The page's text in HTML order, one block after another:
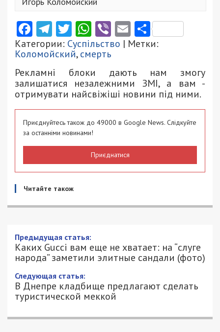
Facebook
Telegram
Twitter
WhatsApp
ViberEmail
Категории: Суспільство | Метки:
Коломойский,смерть
Рекламні блоки дають нам змогу
залишатися незалежними ЗМІ, а вам -
отримувати найсвіжіші новини під ними.
Приєднуйтесь також до 49000 в Google News. Слідкуйте
за останніми новинами!
Приєднатися
Читайте також
Предыдущая статья:
Каких Gucci вам еще не хватает: на “слуге
народа” заметили элитные сандали (фото)
Следующая статья:
В Днепре кладбище предлагают сделать
туристической меккой